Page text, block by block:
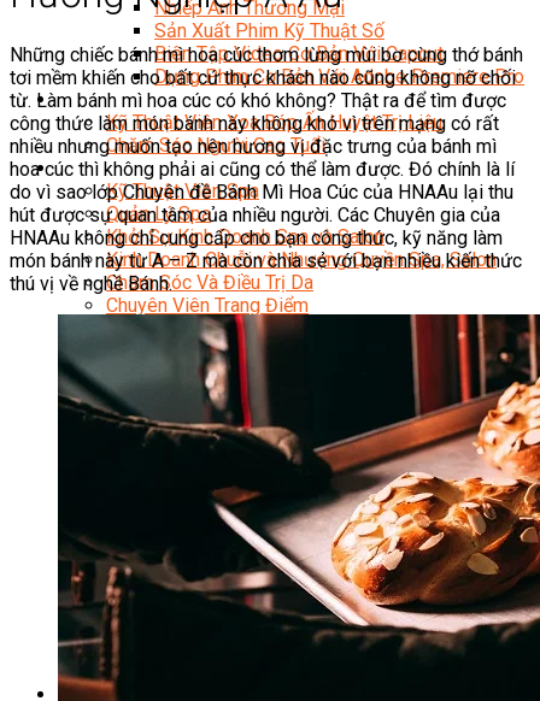
Nhiếp Ảnh Thương Mại
Sản Xuất Phim Kỹ Thuật Số
Biên Tập Video Cơ Bản Với Capcut
Dựng Phim Cơ Bản Với Adobe Premiere Pro
Sức Khỏe
Kỹ Thuật Viên Xoa Bóp Ấn Huyệt Trị Liệu
Chăm Sóc Người Cao Tuổi
Sắc Đẹp
Kỹ Thuật Viên Spa
Quản Lý Spa
Khởi Sự Kinh Doanh Spa và Salon
Kinh Doanh Chuỗi và Nhượng Quyền Spa, Salon
Chăm Sóc Và Điều Trị Da
Chuyên Viên Trang Điểm
Trang Điểm Cô Dâu
Phun Xăm Thẩm Mỹ
Kỹ Thuật Tạo Sợi Hairstroke
Barber Chuyên Nghiệp
Kỹ Thuật Chải Bới Tóc Chuyên Nghiệp
Quản Lý Hair Salon Chuyên Nghiệp
Nối Mi Chuyên Nghiệp
Quản Lý Nail Salon Chuyên Nghiệp
Kỹ Thuật Nhuộm – Uốn – Duỗi
Nail Salon Định Cư
Kinh Doanh Nail Box
Train The Trainer – Chuyên Ngành Nail
Chăm Sóc Mẹ Và Bé
Gội Đầu Dưỡng Sinh Và Massage Thư Giãn
Marketing Online Ngành Chăm Sóc Sắc Đẹp
Chuyên Đề Chăm Sóc Sắc Đẹp
Âm Nhạc
Những chiếc bánh mì hoa cúc thơm lừng mùi bơ cùng thớ bánh
tơi mềm khiến cho bất cứ thực khách nào cũng không nỡ chối
từ. Làm bánh mì hoa cúc có khó không? Thật ra để tìm được
công thức làm món bánh này không khó vì trên mạng có rất
nhiều nhưng muốn tạo nên hương vị đặc trưng của bánh mì
hoa cúc thì không phải ai cũng có thể làm được. Đó chính là lí
do vì sao lớp Chuyên đề Bánh Mì Hoa Cúc của HNAAu lại thu
hút được sự quan tâm của nhiều người. Các Chuyên gia của
HNAAu không chỉ cung cấp cho bạn công thức, kỹ năng làm
món bánh này từ A – Z mà còn chia sẻ với bạn nhiều kiến thức
thú vị về nghề Bánh.